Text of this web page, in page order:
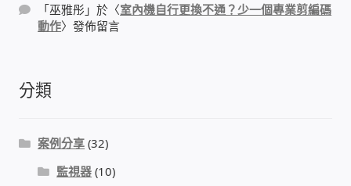
虛擬機 Virtual machine VirtualBox Hyper-V
網路 到府檢測 連線設定
光纖網路
TP-Link TAIWAN(普聯技術)
「巫雅彤 」於〈室內機自行更換不通？少一個專業剪編碼
動作〉發佈留言
分類
案例分享 (32)
監視器 (10)